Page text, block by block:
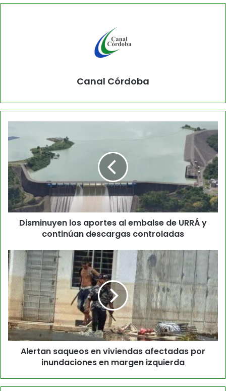
Canal Córdoba
Disminuyen los aportes al embalse de URRÁ y
continúan descargas controladas
Alertan saqueos en viviendas afectadas por
inundaciones en margen izquierda